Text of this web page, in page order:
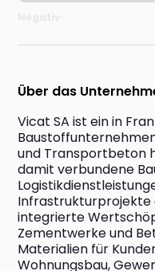
Über das
Vicat SA ist ein in
und Transportbeton
damit verbundene
integrierte
Zementwerke und
Materialien für
Wohnungsbau,